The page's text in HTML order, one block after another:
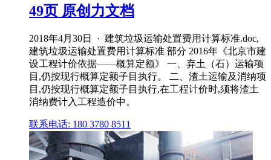
49页 原创力文档
2018年4月30日 · 建筑垃圾运输处置费用计算标准.doc,
建筑垃圾运输处置费用计算标准 部分 2016年《北京市建
设工程计价依据——概算定额》 一、弃土（石）运输项
目,仍按现行概算定额子目执行。 二、渣土运输及消纳项
目,仍按现行概算定额子目执行,在工程计价时,须将渣土
消纳费计入工程造价中。
联系电话: 180 3780 8511